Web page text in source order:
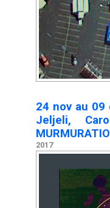
24 nov au 09
Jeljeli,
2017